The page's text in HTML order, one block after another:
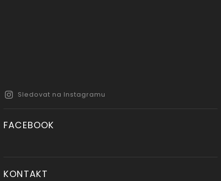
Sledovat na Instagramu
FACEBOOK
KONTAKT